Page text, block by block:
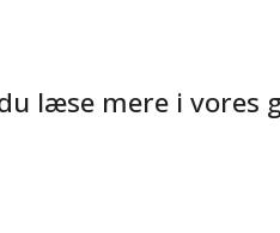
læse mere i vores